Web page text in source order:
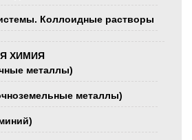
Коллоидные растворы
ХИМИЯ
металлы)
металлы)